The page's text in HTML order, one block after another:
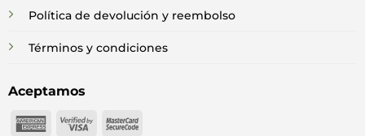
Política de devolución y reembolso
Términos y condiciones
Aceptamos
American
Visa
MasterCard